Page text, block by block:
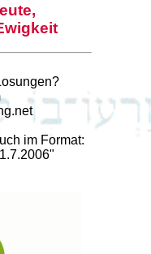
im Format:
"